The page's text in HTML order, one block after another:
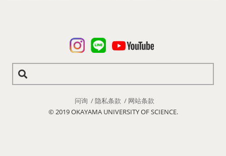
问询 隐私条款
网站条款
© 2019 OKAYAMA UNIVERSITY OF SCIENCE.